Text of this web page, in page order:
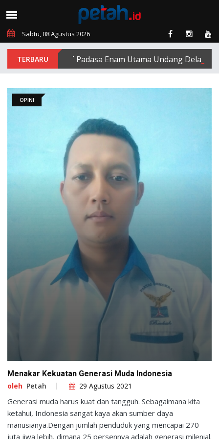
Sabtu, 08 Agustus 2026
PT Padasa Enam Utama Undang Delapan
OPINI
Menakar Kekuatan Generasi Muda Indonesia
oleh Petah 29 Agustus 2021
Generasi muda harus kuat dan tangguh. Sebagaimana kita
ketahui, Indonesia sangat kaya akan sumber daya
manusianya.Dengan jumlah penduduk yang mencapai 270
juta jiwa lebih, dimana 25 persennya adalah generasi milenial.